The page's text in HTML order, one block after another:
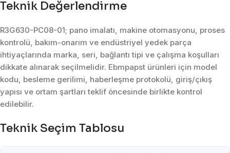
Teknik Değerlendirme
R3G630-PC08-01; pano imalatı, makine otomasyonu, proses
kontrolü, bakım-onarım ve endüstriyel yedek parça
ihtiyaçlarında marka, seri, bağlantı tipi ve çalışma koşulları
dikkate alınarak seçilmelidir. Ebmpapst ürünleri için model
kodu, besleme gerilimi, haberleşme protokolü, giriş/çıkış
yapısı ve ortam şartları teklif öncesinde birlikte kontrol
edilebilir.
Teknik Seçim Tablosu